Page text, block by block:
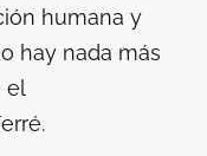
humana y
hay nada más
el